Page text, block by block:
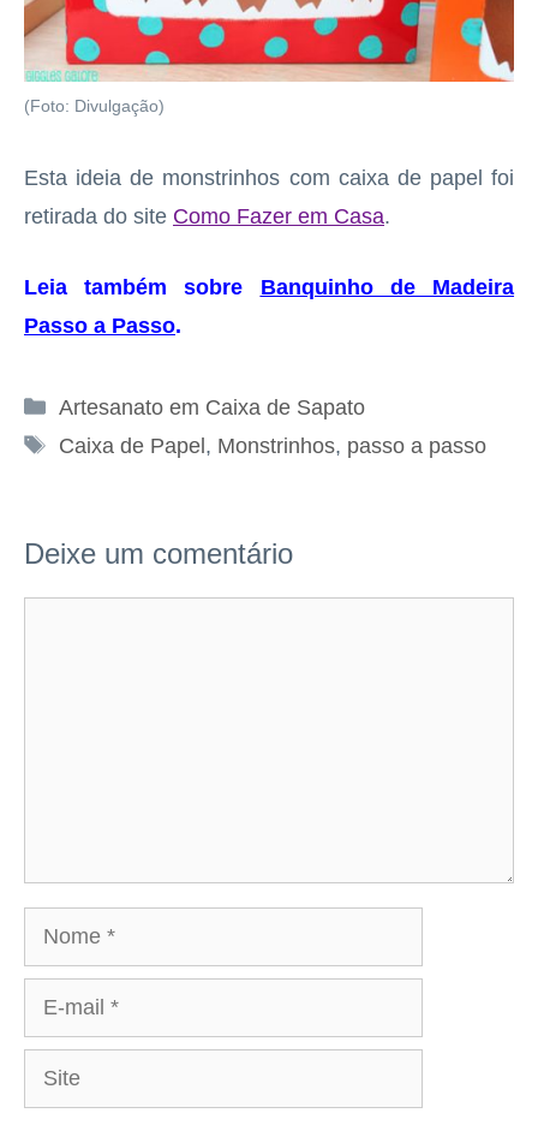
(Foto: Divulgação)
Esta ideia de monstrinhos com caixa de papel foi
retirada do site Como Fazer em Casa.
Leia também sobre Banquinho de Madeira
Passo a Passo.
Categorias
Artesanato em Caixa de Sapato
Tags
Caixa de Papel, Monstrinhos, passo a passo
Deixe um comentário
Nome
mail
Site